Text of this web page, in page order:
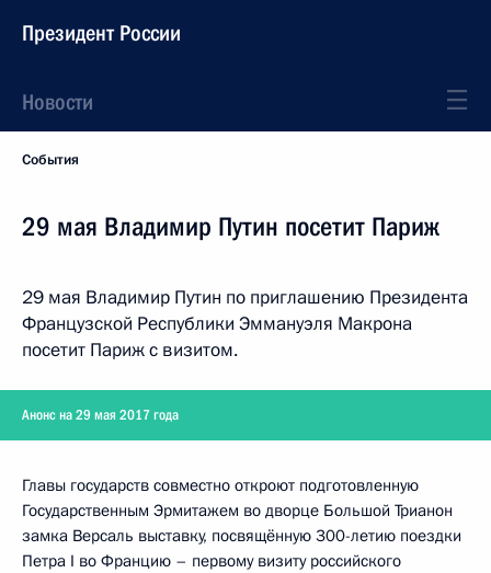
Президент России
Новости
События
29 мая Владимир Путин посетит Париж
29 мая Владимир Путин по приглашению Президента
Французской Республики Эммануэля Макрона
посетит Париж с визитом.
Анонс на 29 мая 2017 года
Главы государств совместно откроют подготовленную
Государственным Эрмитажем во дворце Большой Трианон
замка Версаль выставку, посвящённую 300-летию поездки
Петра I во Францию – первому визиту российского